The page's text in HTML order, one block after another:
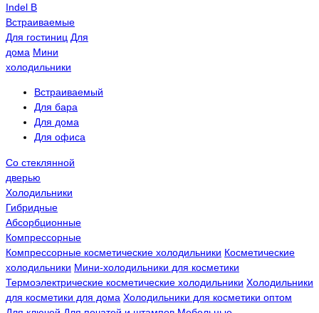
Indel B
Встраиваемые
Для гостиниц Для
дома Мини
холодильники
Встраиваемый
Для бара
Для дома
Для офиса
Со стеклянной
дверью
Холодильники
Гибридные
Абсорбционные
Компрессорные
Компрессорные косметические холодильники Косметические
холодильники Мини-холодильники для косметики
Термоэлектрические косметические холодильники Холодильники
для косметики для дома Холодильники для косметики оптом